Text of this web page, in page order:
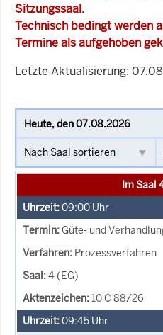
Sitzungssaal.
Technisch bedingt werden
Termine als aufgehoben
Letzte Aktualisierung:
Im Saal
09:00 Uhr
Güte- und
Prozessverfahren
4 (EG)
10 C 88/26
09:45 Uhr